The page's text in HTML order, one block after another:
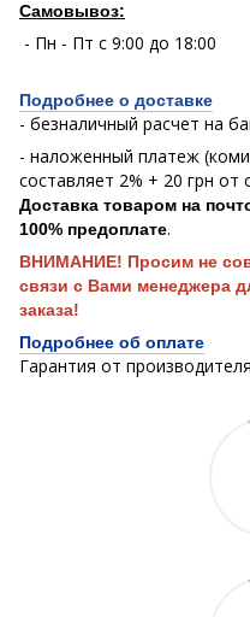
Самовывоз:
- Пн - Пт с 9:00 до 18:00
Подробнее о доставке
- безналичный расчет на
- наложенный платеж
составляет 2% + 20 грн от
Доставка товаром на
100% предоплате.
ВНИМАНИЕ! Просим не
связи с Вами менеджера
заказа!
Подробнее об оплате
Гарантия от производителя